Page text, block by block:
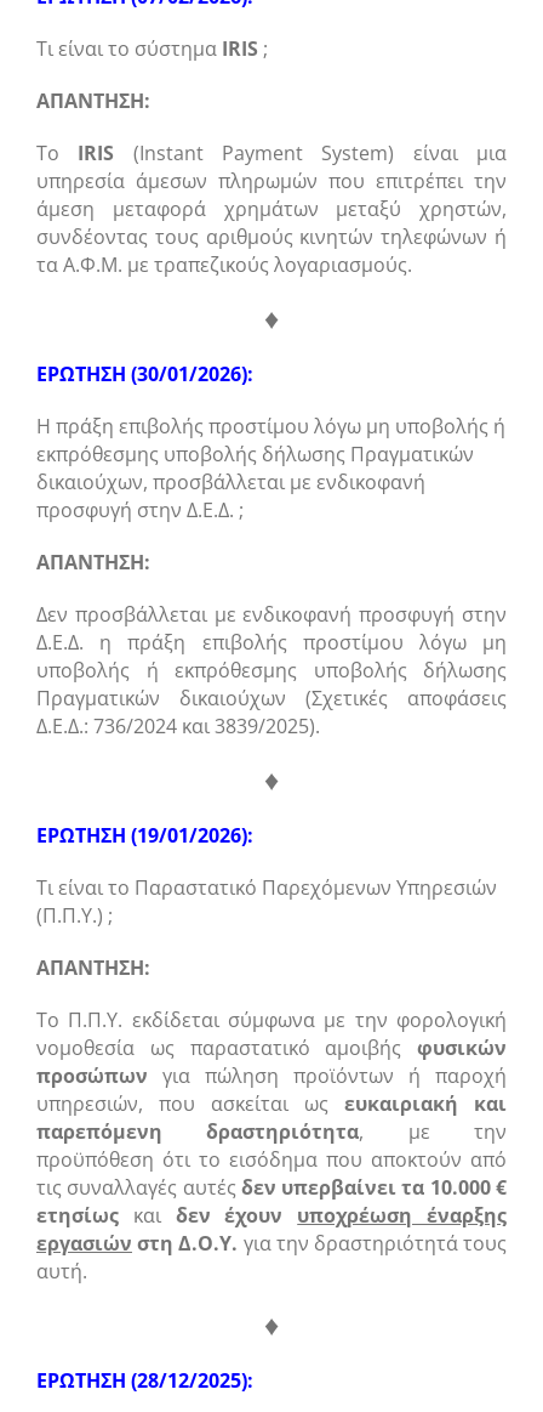
Τι είναι το σύστημα IRIS ;
ΑΠΑΝΤΗΣΗ:
Το IRIS (Instant Payment System) είναι μια
υπηρεσία άμεσων πληρωμών που επιτρέπει την
άμεση μεταφορά χρημάτων μεταξύ χρηστών,
συνδέοντας τους αριθμούς κινητών τηλεφώνων ή
τα Α.Φ.Μ. με τραπεζικούς λογαριασμούς.
♦
ΕΡΩΤΗΣΗ (30/01/2026):
Η πράξη επιβολής προστίμου λόγω μη υποβολής ή
εκπρόθεσμης υποβολής δήλωσης Πραγματικών
δικαιούχων, προσβάλλεται με ενδικοφανή
προσφυγή στην Δ.Ε.Δ. ;
ΑΠΑΝΤΗΣΗ:
Δεν προσβάλλεται με ενδικοφανή προσφυγή στην
Δ.Ε.Δ. η πράξη επιβολής προστίμου λόγω μη
υποβολής ή εκπρόθεσμης υποβολής δήλωσης
Πραγματικών δικαιούχων (Σχετικές αποφάσεις
Δ.Ε.Δ.: 736/2024 και 3839/2025).
♦
ΕΡΩΤΗΣΗ (19/01/2026):
Τι είναι το Παραστατικό Παρεχόμενων Υπηρεσιών
(Π.Π.Υ.) ;
ΑΠΑΝΤΗΣΗ:
Το Π.Π.Υ. εκδίδεται σύμφωνα με την φορολογική
νομοθεσία ως παραστατικό αμοιβής φυσικών
προσώπων για πώληση προϊόντων ή παροχή
υπηρεσιών, που ασκείται ως ευκαιριακή και
παρεπόμενη δραστηριότητα, με την
προϋπόθεση ότι το εισόδημα που αποκτούν από
τις συναλλαγές αυτές δεν υπερβαίνει τα 10.000 €
ετησίως και δεν έχουν υποχρέωση έναρξης
εργασιών στη Δ.Ο.Υ. για την δραστηριότητά τους
αυτή.
♦
ΕΡΩΤΗΣΗ (28/12/2025):